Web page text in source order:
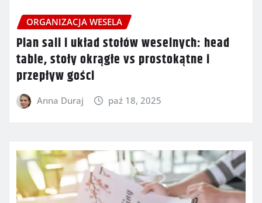
ORGANIZACJA WESELA
Plan sali i układ stołów weselnych: head
table, stoły okrągłe vs prostokątne i
przepływ gości
Anna Duraj paź 18, 2025